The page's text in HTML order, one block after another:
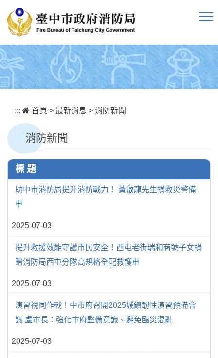
::: 首頁 > 最新消息 > 消防新聞
消防新聞
標 題
助中市消防局提升消防戰力！ 黃啟龍先生捐救災警備
車
2025-07-03
提升救援效能守護市民安全！西屯老街瑞和商號子女捐
贈消防局西屯分隊高規格全配救護車
2025-07-03
演習視同作戰！中市府召開2025城鎮韌性演習預備會
議 盧市長：強化市府整備意識、避免臨災混亂
2025-07-03